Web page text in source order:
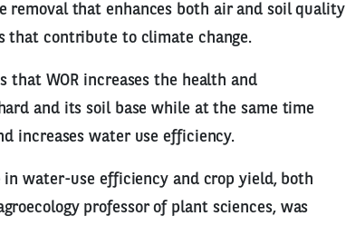
removal that enhances both air and soil quality
that contribute to climate change.
that WOR increases the health and
and its soil base while at the same time
increases water use efficiency.
water-use efficiency and crop yield, both
professor of plant sciences, was